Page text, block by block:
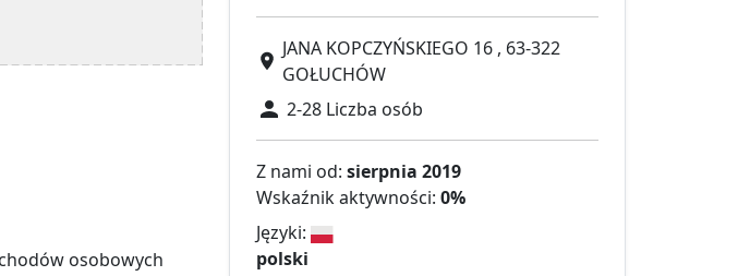
JANA KOPCZYŃSKIEGO 16 , 63-322
GOŁUCHÓW
2-28 Liczba osób
Z nami od: sierpnia 2019
Wskaźnik aktywności: 0%
Języki:
polski
osobowych